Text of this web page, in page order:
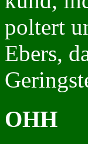
poltert
Ebers,
OHH